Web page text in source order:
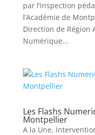
par l’inspection
l’Académie de
Direction de Région
Numérique...
Les Flashs
Montpellier
A la Une,